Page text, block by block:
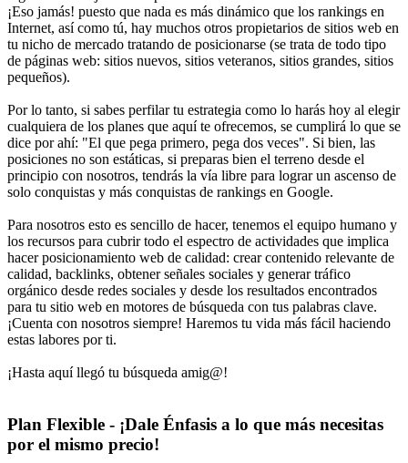
¡Eso jamás! puesto que nada es más dinámico que los rankings en
Internet, así como tú, hay muchos otros propietarios de sitios web en
tu nicho de mercado tratando de posicionarse (se trata de todo tipo
de páginas web: sitios nuevos, sitios veteranos, sitios grandes, sitios
pequeños).
Por lo tanto, si sabes perfilar tu estrategia como lo harás hoy al elegir
cualquiera de los planes que aquí te ofrecemos, se cumplirá lo que se
dice por ahí: "El que pega primero, pega dos veces". Si bien, las
posiciones no son estáticas, si preparas bien el terreno desde el
principio con nosotros, tendrás la vía libre para lograr un ascenso de
solo conquistas y más conquistas de rankings en Google.
Para nosotros esto es sencillo de hacer, tenemos el equipo humano y
los recursos para cubrir todo el espectro de actividades que implica
hacer posicionamiento web de calidad: crear contenido relevante de
calidad, backlinks, obtener señales sociales y generar tráfico
orgánico desde redes sociales y desde los resultados encontrados
para tu sitio web en motores de búsqueda con tus palabras clave.
¡Cuenta con nosotros siempre! Haremos tu vida más fácil haciendo
estas labores por ti.
¡Hasta aquí llegó tu búsqueda amig@!
Plan Flexible - ¡Dale Énfasis a lo que más necesitas
por el mismo precio!